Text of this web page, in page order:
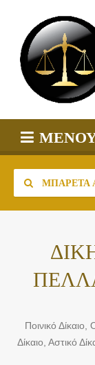
ΜΠΑΡΈΤΑ
Ποινικό Δίκαιο,
Δίκαιο, Αστικό